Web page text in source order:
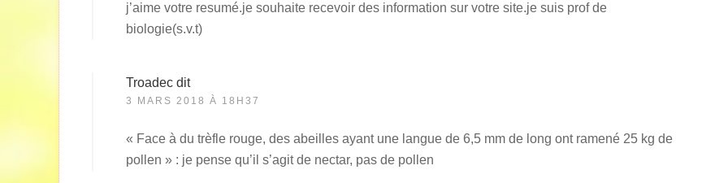
j’aime votre resumé.je souhaite recevoir des information sur votre site.je suis prof de
biologie(s.v.t)
Troadec dit
3 MARS 2018 À 18H37
« Face à du trèfle rouge, des abeilles ayant une langue de 6,5 mm de long ont ramené 25 kg de
pollen » : je pense qu’il s’agit de nectar, pas de pollen